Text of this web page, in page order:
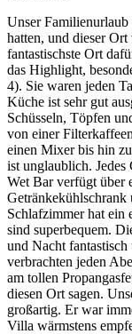
Unser
hatten, und dieser
fantastischste Ort
das Highlight,
4). Sie waren jeden
Küche ist sehr gut
Schüsseln, Töpfen
von einer
einen Mixer bis hin
ist unglaublich.
Wet Bar verfügt über
Getränkekühlschrank
Schlafzimmer hat ein
sind superbequem.
und Nacht
verbrachten jeden
am tollen
diesen Ort sagen.
großartig. Er war
Villa wärmstens